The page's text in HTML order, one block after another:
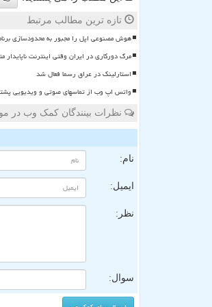
تازه ترین مطالب مرتبط
هوش مصنوعی اپل را مجبور به محدودسازی
مرگ دورکاری در ایران وقتی اینترنت ناپایدار
استارلینک در عراق رسما فعال شد
واتس اپ وب از تماسهای صوتی و ویدیویی
نظرات بینندگان کمک وب در
نام:
ایمیل:
نظر:
سوال: